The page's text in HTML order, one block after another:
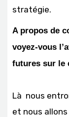
stratégie.
A propos de
voyez-vous
futures sur le
Là nous
et nous